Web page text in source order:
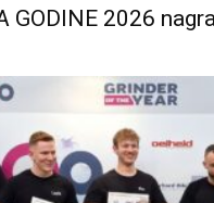
GODINE 2026